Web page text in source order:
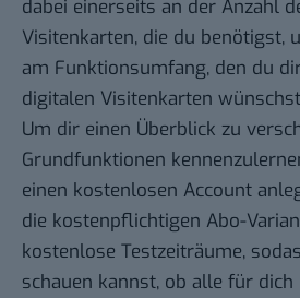
dabei einerseits an der Anzahl
Visitenkarten, die du benötigst,
am Funktionsumfang, den du
digitalen Visitenkarten
Um dir einen Überblick zu
Grundfunktionen
einen kostenlosen Account
die kostenpflichtigen Abo-
kostenlose Testzeiträume,
schauen kannst, ob alle für dich